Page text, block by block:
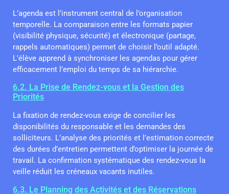
L’agenda est l’instrument central de l’organisation
temporelle. La comparaison entre les formats papier
(visibilité physique, sécurité) et électronique (partage,
rappels automatiques) permet de choisir l’outil adapté.
L’élève apprend à synchroniser les agendas pour gérer
efficacement l’emploi du temps de sa hiérarchie.
6.2. La Prise de Rendez-vous et la Gestion des
Priorités
La fixation de rendez-vous exige de concilier les
disponibilités du responsable et les demandes des
solliciteurs. L’analyse des priorités et l’estimation correcte
des durées d’entretien permettent d’optimiser la journée de
travail. La confirmation systématique des rendez-vous la
veille réduit les créneaux vacants inutiles.
6.3. Le Planning des Activités et des Réservations